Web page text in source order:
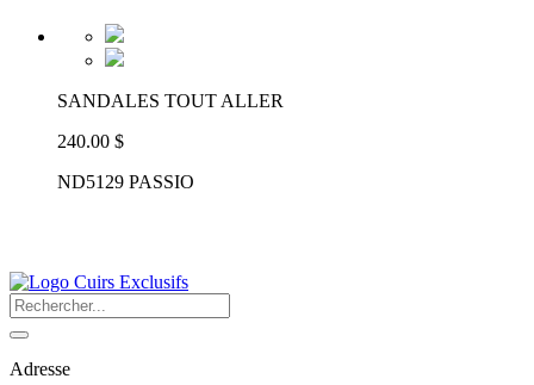
SANDALES TOUT ALLER
240.00 $
ND5129 PASSIO
Adresse